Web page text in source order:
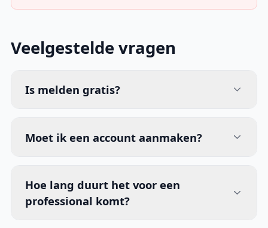
Veelgestelde vragen
Is melden gratis?
Moet ik een account aanmaken?
Hoe lang duurt het voor een
professional komt?